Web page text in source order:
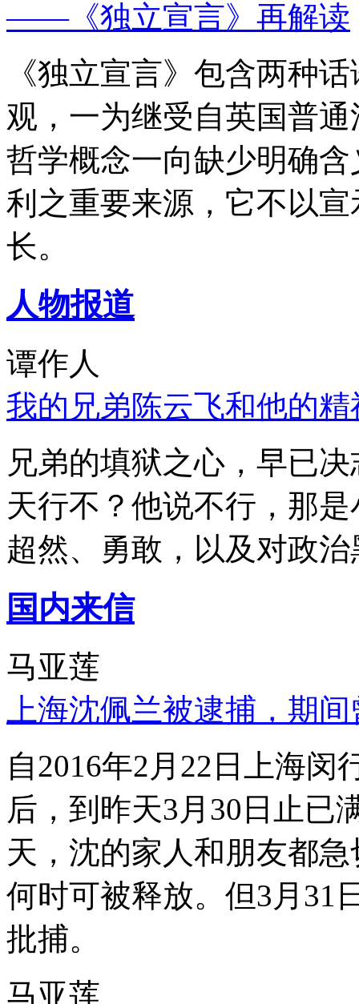
——《独立宣言》再解读
《独立宣言》包含两种
观，一为继受自英国普
哲学概念一向缺少明确
利之重要来源，它不以
长。
人物报道
谭作人
我的兄弟陈云飞和他的
兄弟的填狱之心，早已
天行不？他说不行，那
超然、勇敢，以及对政
国内来信
马亚莲
上海沈佩兰被逮捕，期
自2016年2月22日上海
后，到昨天3月30日止已
天，沈的家人和朋友都
何时可被释放。但3月31
批捕。
马亚莲